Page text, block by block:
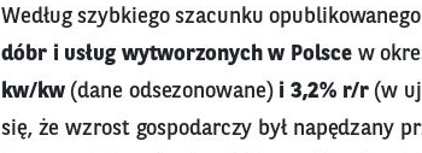
Według szybkiego szacunku
dóbr i usług wytworzonych w Polscew
kw/kw(dane odsezonowane)i 3,2% r/r(w
się, że wzrost gospodarczy był napędzany